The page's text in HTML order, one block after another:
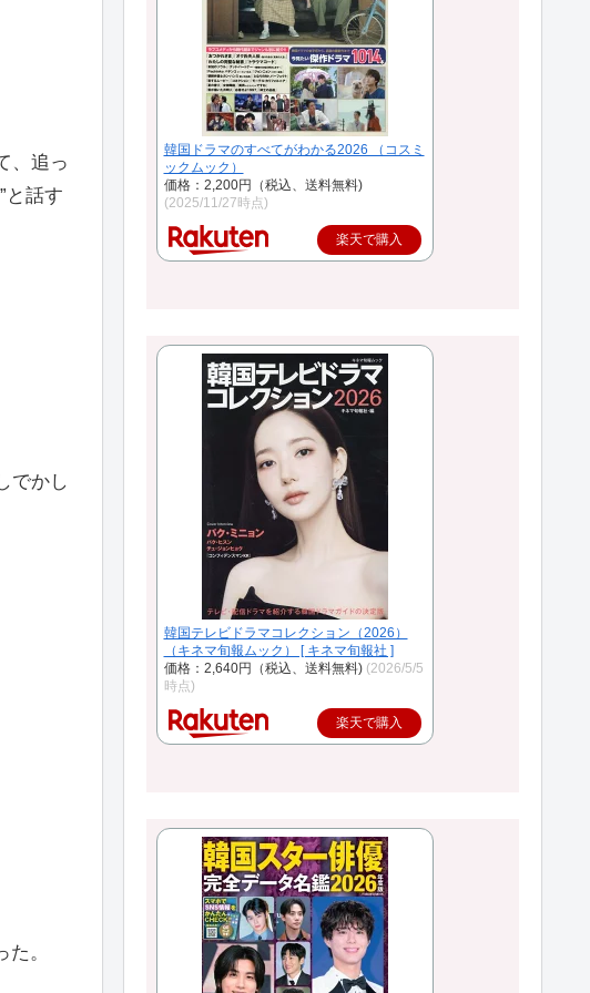
、追っ
と話す
でかし
。
韓国ドラマのすべてがわかる2026 （コスミ
ックムック）
価格：2,200円（税込、送料無料)
(2025/11/27時点)
楽天で購入
韓国テレビドラマコレクション（2026）
（キネマ旬報ムック） [ キネマ旬報社 ]
価格：2,640円（税込、送料無料) (2026/5/5
時点)
楽天で購入